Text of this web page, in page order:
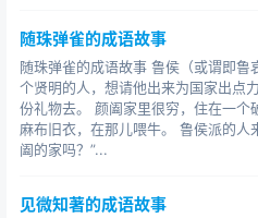
随珠弹雀的成语故事
随珠弹雀的成语故事 鲁侯（或谓即鲁
个贤明的人，想请他出来为国家出点
份礼物去。 颜阖家里很穷，住在一个
麻布旧衣，在那儿喂牛。 鲁侯派的人
阖的家吗？”...
见微知著的成语故事